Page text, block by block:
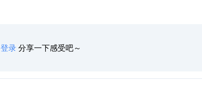
登录分享一下感受吧～